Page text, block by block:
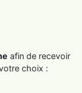
afin de recevoir
choix :